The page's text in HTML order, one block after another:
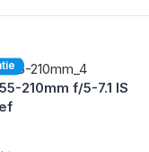
Op die
210mm f/5-7.1 IS